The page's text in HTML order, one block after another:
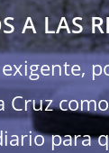
A LAS
Cruz
para